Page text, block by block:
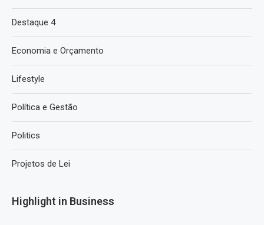
Destaque 4
Economia e Orçamento
Lifestyle
Política e Gestão
Politics
Projetos de Lei
Highlight in Business